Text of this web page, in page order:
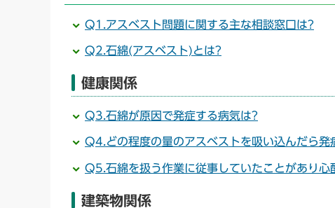
Q1.アスベスト問題に関する主な相談窓口は?
Q2.石綿(アスベスト)とは?
健康関係
Q3.石綿が原因で発症する病気は?
Q4.どの程度の量のアスベストを吸い込んだら発
Q5.石綿を扱う作業に従事していたことがあり
建築物関係